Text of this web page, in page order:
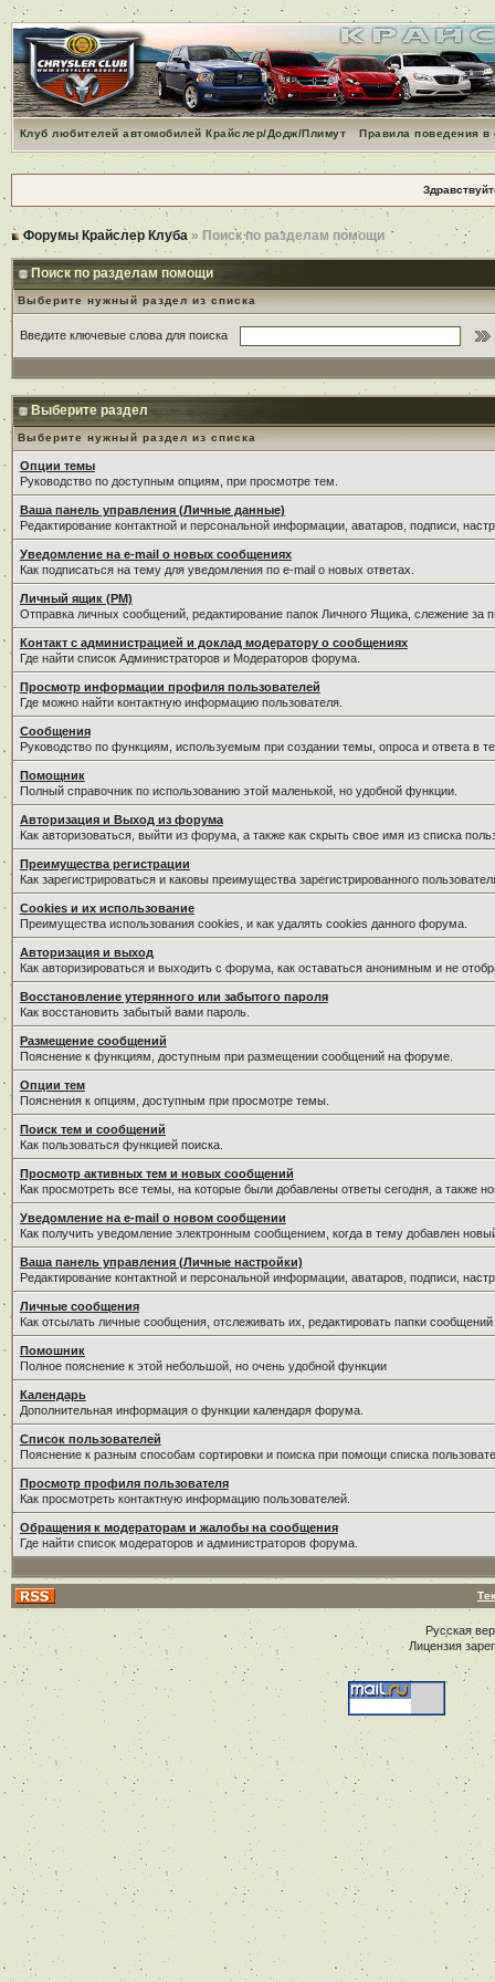
Клуб любителей автомобилей Крайслер/Додж/Плимут Правила поведения
Форумы Крайслер Клуба » Поиск по разделам помощи
Поиск по разделам помощи
Выберите нужный раздел из списка
Введите ключевые слова для поиска
Выберите раздел
Выберите нужный раздел из списка
Опции темы
Руководство по доступным опциям, при просмотре тем.
Ваша панель управления (Личные данные)
Редактирование контактной и персональной информации, аватаров, подписи,
Уведомление на e-mail о новых сообщениях
Как подписаться на тему для уведомления по e-mail о новых ответах.
Личный ящик (PM)
Отправка личных сообщений, редактирование папок Личного Ящика, слежение
Контакт с администрацией и доклад модератору о сообщениях
Где найти список Администраторов и Модераторов форума.
Просмотр информации профиля пользователей
Где можно найти контактную информацию пользователя.
Сообщения
Руководство по функциям, используемым при создании темы, опроса и ответа в
Помощник
Полный справочник по использованию этой маленькой, но удобной функции.
Авторизация и Выход из форума
Как авторизоваться, выйти из форума, а также как скрыть свое имя из списка
Преимущества регистрации
Как зарегистрироваться и каковы преимущества зарегистрированного
Cookies и их использование
Преимущества использования cookies, и как удалять cookies данного форума.
Авторизация и выход
Как авторизироваться и выходить с форума, как оставаться анонимным и не
Восстановление утерянного или забытого пароля
Как восстановить забытый вами пароль.
Размещение сообщений
Пояснение к функциям, доступным при размещении сообщений на форуме.
Опции тем
Пояснения к опциям, доступным при просмотре темы.
Поиск тем и сообщений
Как пользоваться функцией поиска.
Просмотр активных тем и новых сообщений
Как просмотреть все темы, на которые были добавлены ответы сегодня, а также
Уведомление на е-mail о новом сообщении
Как получить уведомление электронным сообщением, когда в тему добавлен
Ваша панель управления (Личные настройки)
Редактирование контактной и персональной информации, аватаров, подписи,
Личные сообщения
Как отсылать личные сообщения, отслеживать их, редактировать папки
Помошник
Полное пояснение к этой небольшой, но очень удобной функции
Календарь
Дополнительная информация о функции календаря форума.
Список пользователей
Пояснение к разным способам сортировки и поиска при помощи списка
Просмотр профиля пользователя
Как просмотреть контактную информацию пользователей.
Обращения к модераторам и жалобы на сообщения
Где найти список модераторов и администраторов форума.
Русская
Лицензия